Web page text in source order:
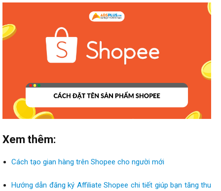
Xem thêm:
Cách tạo gian hàng trên Shopee cho người mới
Hướng dẫn đăng ký Affiliate Shopee chi tiết giúp bạn tăng thu